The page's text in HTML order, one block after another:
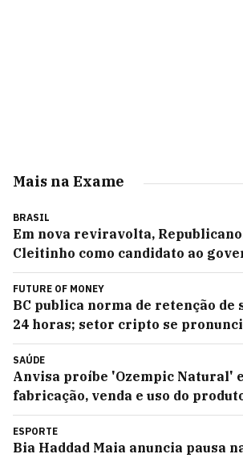
Mais na Exame
BRASIL
Em nova reviravolta,
Cleitinho como candidato ao
FUTURE OF MONEY
BC publica norma de retenção de
24 horas; setor cripto se
SAÚDE
Anvisa proíbe 'Ozempic Natural'
fabricação, venda e uso do
ESPORTE
Bia Haddad Maia anuncia pausa